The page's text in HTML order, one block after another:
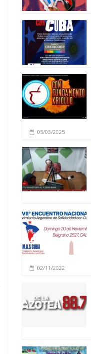
05/03/2025
02/11/2022